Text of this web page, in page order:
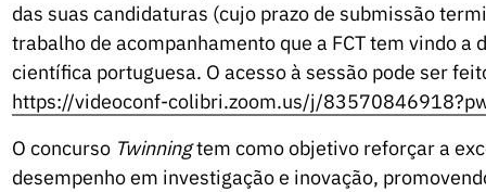
das suas candidaturas (cujo prazo de submissão
trabalho de acompanhamento que a FCT tem vindo
científica portuguesa. O acesso à sessão pode ser
https://videoconf-colibri.zoom.us/j/
O concurso Twinningtem como objetivo reforçar a
desempenho em investigação e inovação,